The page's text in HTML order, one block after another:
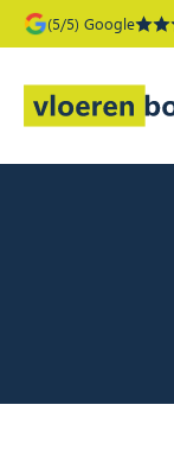
(5/5) Google